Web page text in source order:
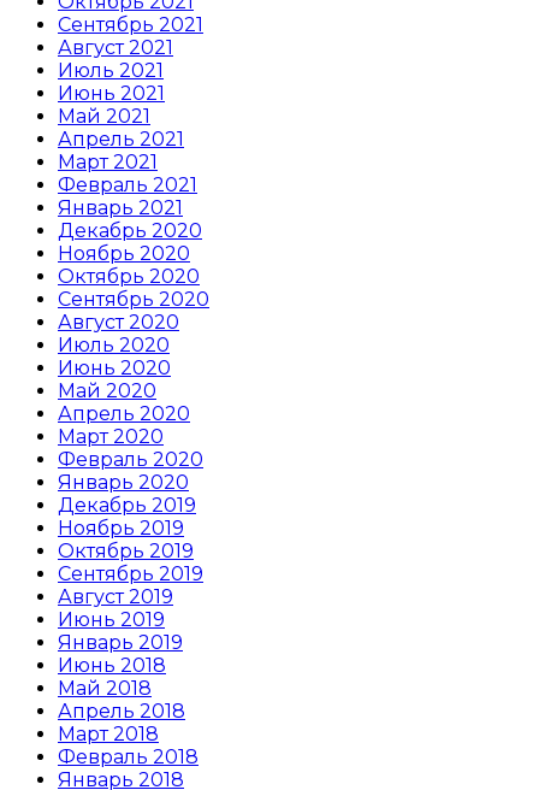
Сентябрь 2021
Август 2021
Июль 2021
Июнь 2021
Май 2021
Апрель 2021
Март 2021
Февраль 2021
Январь 2021
Декабрь 2020
Ноябрь 2020
Октябрь 2020
Сентябрь 2020
Август 2020
Июль 2020
Июнь 2020
Май 2020
Апрель 2020
Март 2020
Февраль 2020
Январь 2020
Декабрь 2019
Ноябрь 2019
Октябрь 2019
Сентябрь 2019
Август 2019
Июнь 2019
Январь 2019
Июнь 2018
Май 2018
Апрель 2018
Март 2018
Февраль 2018
Январь 2018